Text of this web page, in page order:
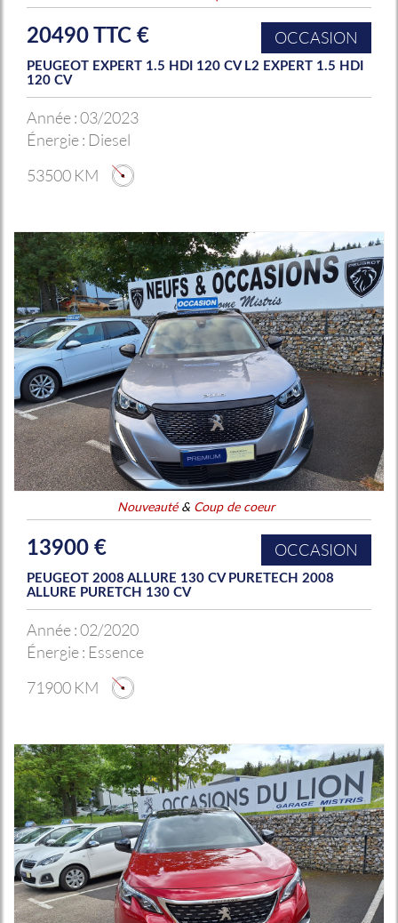
20490 TTC € OCCASION
PEUGEOT EXPERT 1.5 HDI 120 CV L2 EXPERT 1.5 HDI
120 CV
Année :03/2023
Énergie : Diesel
53500 KM
Nouveauté& Coup de coeur
13900 € OCCASION
PEUGEOT 2008 ALLURE 130 CV PURETECH 2008
ALLURE PURETCH 130 CV
Année :02/2020
Énergie : Essence
71900 KM